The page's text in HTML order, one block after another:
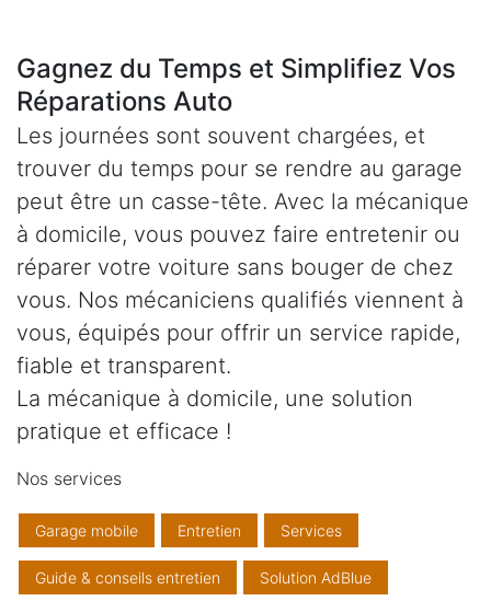
Gagnez du Temps et Simplifiez Vos
Réparations Auto
Les journées sont souvent chargées, et
trouver du temps pour se rendre au garage
peut être un casse-tête. Avec la mécanique
à domicile, vous pouvez faire entretenir ou
réparer votre voiture sans bouger de chez
vous. Nos mécaniciens qualifiés viennent à
vous, équipés pour offrir un service rapide,
fiable et transparent.
La mécanique à domicile, une solution
pratique et efficace !
Nos services
Garage mobile Entretien Services
Guide & conseils entretien Solution AdBlue